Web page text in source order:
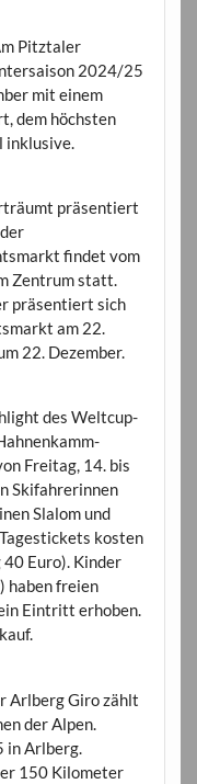
Pitztaler
2024/25
mit einem
dem höchsten
inklusive.
präsentiert
findet vom
Zentrum statt.
präsentiert sich
am 22.
22. Dezember.
des Weltcup-
Freitag, 14. bis
Skifahrerinnen
Slalom und
kosten
Euro). Kinder
haben freien
Eintritt erhoben.
Arlberg Giro zählt
der Alpen.
in Arlberg.
150 Kilometer